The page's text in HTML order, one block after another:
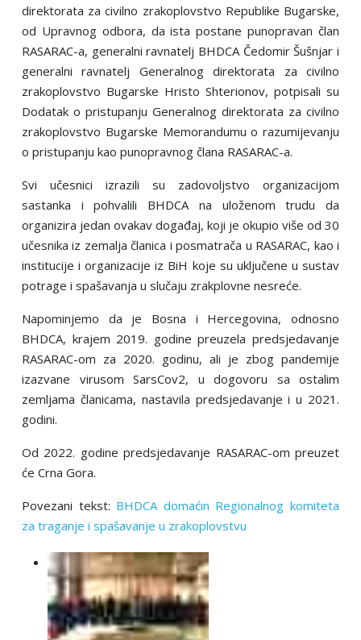
direktorata za civilno zrakoplovstvo Republike Bugarske,
od Upravnog odbora, da ista postane punopravan član
RASARAC-a, generalni ravnatelj BHDCA Čedomir Šušnjar i
generalni ravnatelj Generalnog direktorata za civilno
zrakoplovstvo Bugarske Hristo Shterionov, potpisali su
Dodatak o pristupanju Generalnog direktorata za civilno
zrakoplovstvo Bugarske Memorandumu o razumijevanju
o pristupanju kao punopravnog člana RASARAC-a.
Svi učesnici izrazili su zadovolјstvo organizacijom
sastanka i pohvalili BHDCA na uloženom trudu da
organizira jedan ovakav događaj, koji je okupio više od 30
učesnika iz zemalјa članica i posmatrača u RASARAC, kao i
institucije i organizacije iz BiH koje su uklјučene u sustav
potrage i spašavanja u slučaju zrakplovne nesreće.
Napominjemo da je Bosna i Hercegovina, odnosno
BHDCA, krajem 2019. godine preuzela predsjedavanje
RASARAC-om za 2020. godinu, ali je zbog pandemije
izazvane virusom SarsCov2, u dogovoru sa ostalim
zemlјama članicama, nastavila predsjedavanje i u 2021.
godini.
Od 2022. godine predsjedavanje RASARAC-om preuzet
će Crna Gora.
Povezani tekst: BHDCA domaćin Regionalnog komiteta
za traganje i spašavanje u zrakoplovstvu